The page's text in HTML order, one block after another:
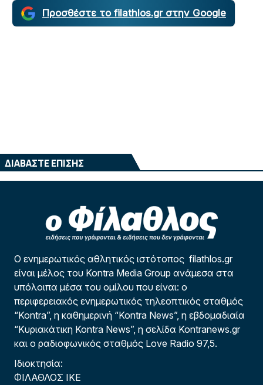
Προσθέστε το filathlos.gr στην Google
ΔΙΑΒΑΣΤΕ ΕΠΙΣΗΣ
Ο ενημερωτικός αθλητικός ιστότοπος filathlos.gr
είναι μέλος του Kontra Media Group ανάμεσα στα
υπόλοιπα μέσα του ομίλου που είναι: ο
περιφερειακός ενημερωτικός τηλεοπτικός σταθμός
“Kontra”, η καθημερινή “Kontra News”, η εβδομαδιαία
“Κυριακάτικη Kontra News”, η σελίδα Kontranews.gr
και ο ραδιοφωνικός σταθμός Love Radio 97,5.
Ιδιοκτησία:
ΦΙΛΑΘΛΟΣ ΙΚΕ